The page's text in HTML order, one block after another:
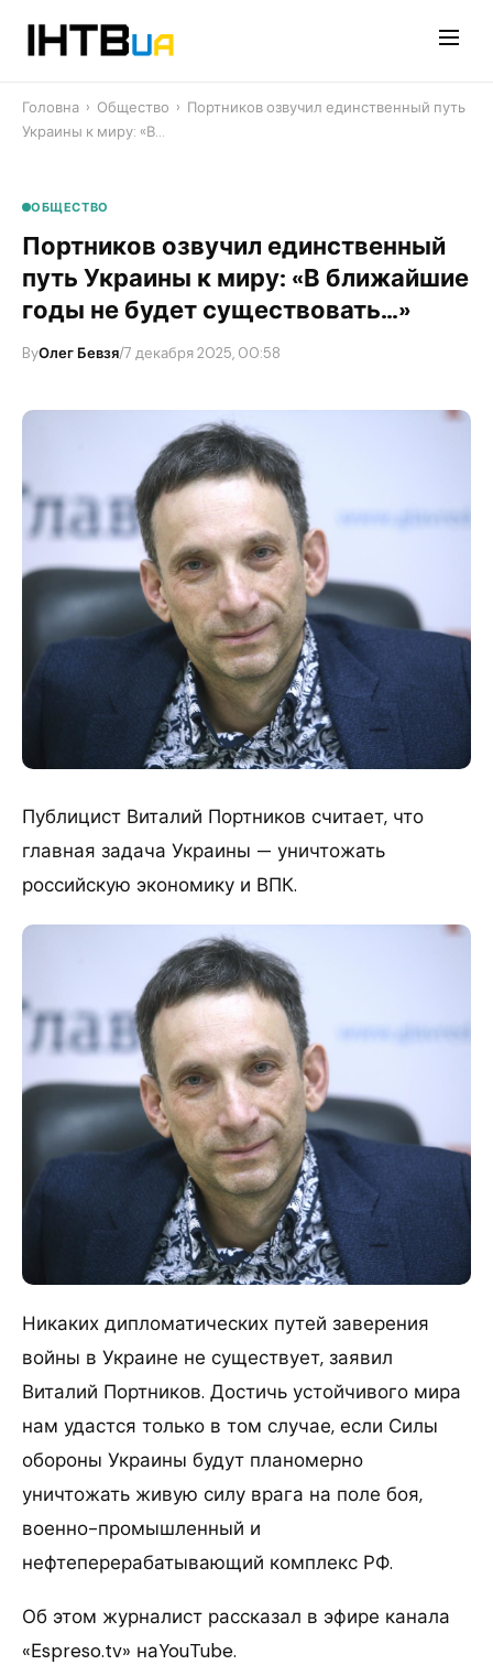
Головна › Общество › Портников озвучил единственный путь
Украины к миру: «В…
ОБЩЕСТВО
Портников озвучил единственный
путь Украины к миру: «В ближайшие
годы не будет существовать…»
ByОлег Бевзя/7 декабря 2025, 00:58
Публицист Виталий Портников считает, что
главная задача Украины — уничтожать
российскую экономику и ВПК.
Никаких дипломатических путей заверения
войны в Украине не существует, заявил
Виталий Портников. Достичь устойчивого мира
нам удастся только в том случае, если Силы
обороны Украины будут планомерно
уничтожать живую силу врага на поле боя,
военно-промышленный и
нефтеперерабатывающий комплекс РФ.
Об этом журналист рассказал в эфире канала
«Еspreso.tv» наYouTube.